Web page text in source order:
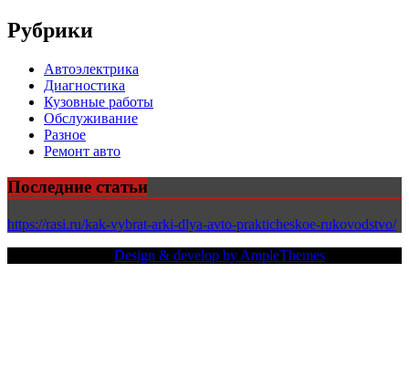
Рубрики
Автоэлектрика
Диагностика
Кузовные работы
Обслуживание
Разное
Ремонт авто
Последние статьи
https://rasi.ru/kak-vybrat-arki-dlya-avto-prakticheskoe-rukovodstvo/
Design & develop by AmpleThemes